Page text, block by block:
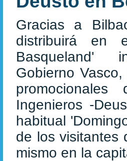
Gracias a
distribuirá en
Basqueland'
Gobierno
Ingenieros -
habitual
de los visitantes
mismo en la